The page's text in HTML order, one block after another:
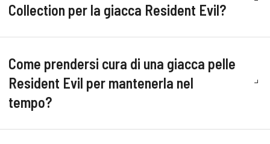
Collection per la giacca Resident Evil?
Come prendersi cura di una giacca pelle
Resident Evil per mantenerla nel
tempo?